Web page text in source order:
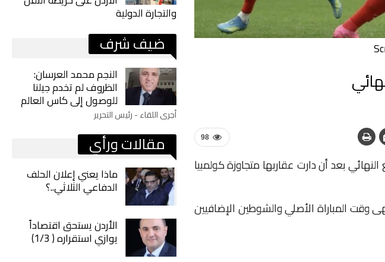
98
بعد أن دارت عقاربها متجاوزة كولمبيا
هي من أهلت سويسرا ٢/٣ بعد انتهى وقت المباراة الأصلي والشوطين الإضافيين
والتجارة الدولية
ضيف شرف
النجم محمد العرسان:
الظروف لم تخدم جيلنا
للوصول إلى كاس العالم
أجرى اللقاء - رئيس التحرير
مقالات ورأي
ماذا يعني إعلان الحلف
الدفاعي الثلاثي..؟
الأردن يستحق اقتصاداً
يوازي استقراره ( 1/3)